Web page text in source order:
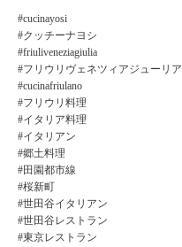
#cucinayosi
#クッチーナヨシ
#friuliveneziagiulia
#フリウリヴェネツィアジューリア
#cucinafriulano
#フリウリ料理
#イタリア料理
#イタリアン
#郷土料理
#田園都市線
#桜新町
#世田谷イタリアン
#世田谷レストラン
#東京レストラン